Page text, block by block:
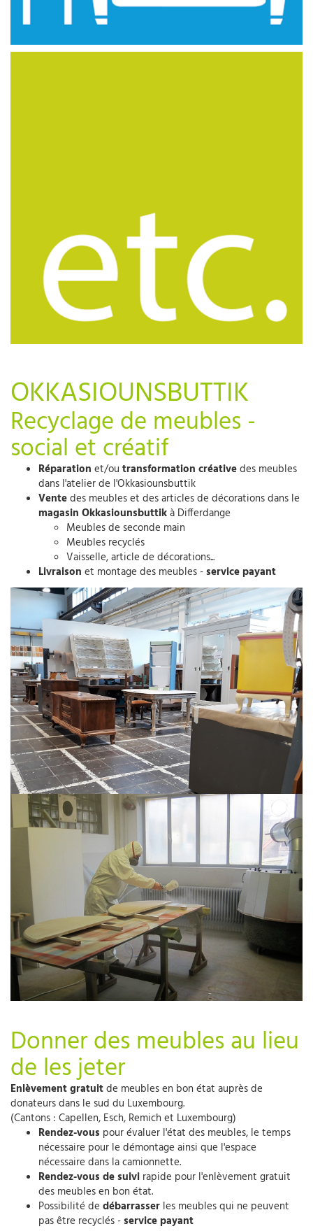
OKKASIOUNSBUTTIK
Recyclage de meubles -
social et créatif
Réparation et/ou transformation créativedes meubles
dans l'atelier de l'Okkasiounsbuttik
Ventedes meubles et des articles de décorations dans le
magasin Okkasiounsbuttikà Differdange
Meubles de seconde main
Meubles recyclés
Vaisselle, article de décorations...
Livraison et montage des meubles -service payant
Donner des meubles au lieu
de les jeter
Enlèvement gratuitde meubles en bon état auprès de
donateurs dans le sud du Luxembourg.
(Cantons : Capellen, Esch, Remich et Luxembourg)
Rendez-vous pour évaluer l'état des meubles, le temps
nécessaire pour le démontage ainsi que l'espace
nécessaire dans la camionnette.
Rendez-vous de suivi rapide pour l'enlèvement gratuit
des meubles en bon état.
Possibilité de débarrasser les meubles qui ne peuvent
pas être recyclés -service payant